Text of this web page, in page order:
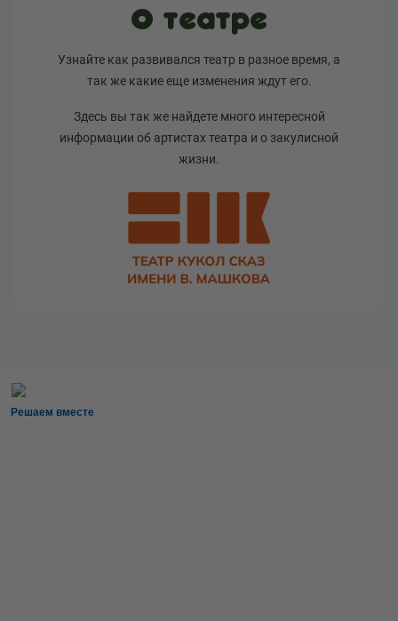
О театре
Узнайте как развивался театр в разное время, а
так же какие еще изменения ждут его.
Здесь вы так же найдете много интересной
информации об артистах театра и о закулисной
жизни.
Решаем вместе